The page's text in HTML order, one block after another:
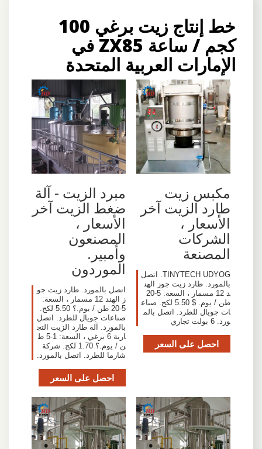
خط إنتاج زيت برغي 100
كجم / ساعة ZX85 في
الإمارات العربية المتحدة
مكبس زيت
طارد الزيت آخر
الأسعار ،
الشركات
المصنعة
TINYTECH UDYOG. اتصل
بالمورد. طارد زيت جوز الهن
د 12 مسمار ، السعة: 5-20
طن / يوم. $ 5.50 لكح. صناع
ات جويال للطرد. اتصل بالم
ورد. 6 بولت تجاري
احصل على السعر
مبرد الزيت - آلة
ضغط الزيت آخر
الأسعار ،
المصنعون
وأمبير.
الموردون
اتصل بالمورد. طارد زيت جو
ز الهند 12 مسمار ، السعة:
5-20 طن / يوم.؟ 5.50 لكح.
صناعات جويال للطرد. اتصل
بالمورد. آلة طارد الزيت التج
ارية 6 برغي ، السعة: 1-5 ط
ن / يوم.؟ 1.70 لكح. شركة
شارما للطرد. اتصل بالمورد.
احصل على السعر